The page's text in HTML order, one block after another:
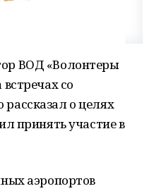
ВОД «Волонтеры
со
о целях
принять участие в
аэропортов